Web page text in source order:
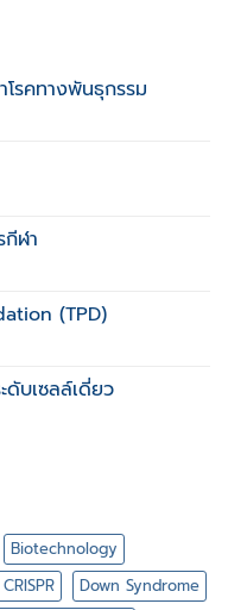
โรคทางพันธุกรรม
ฬา
(TPD)
ดับเซลล์เดี่ยว
Biotechnology
CRISPR
Down Syndrome